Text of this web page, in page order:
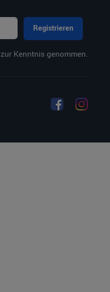
Registrieren
zur Kenntnis genommen.